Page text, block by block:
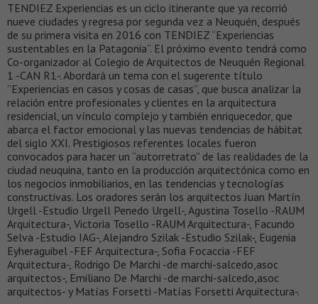
TENDIEZ Experiencias es un ciclo itinerante que ya recorrió
nueve ciudades y regresa por segunda vez a Neuquén, después
de su primera visita en 2016 con TENDIEZ “Experiencias
sustentables en la Patagonia”. El próximo evento tendrá como
Co-organizador al Colegio de Arquitectos de Neuquén Regional
1 -CAN R1-. Abordará un tema con el sugerente título
“Experiencias en casos y cosas de casas”, que busca analizar la
relación entre profesionales y clientes en la arquitectura
residencial, un vínculo complejo y también enriquecedor, que
abarca el factor emocional y las nuevas tendencias de hábitat
del siglo XXI. Prestigiosos referentes locales fueron
convocados para hacer un “autorretrato” de las realidades de la
ciudad neuquina, tanto en la producción arquitectónica como en
los negocios inmobiliarios, en las tendencias y tecnologías
constructivas. Los oradores serán los arquitectos Juan Martín
Urgell -Estudio Urgell Penedo Urgell-, Agustina Tosello -RAUM
Arquitectura-, Victoria Tosello -RAUM Arquitectura-, Facundo
Selva -Estudio IAG-, Alejandro Szilak -Estudio Szilak-, Eugenia
Eyheraguibel -FEF Arquitectura-, Sofia Focaccia -FEF
Arquitectura-, Rodrigo De Marchi -de marchi-salcedo,asoc
arquitectos-, Emiliano De Marchi -de marchi-salcedo,asoc
arquitectos- y Matías Forsetti -Matías Forsetti Arquitectura-.